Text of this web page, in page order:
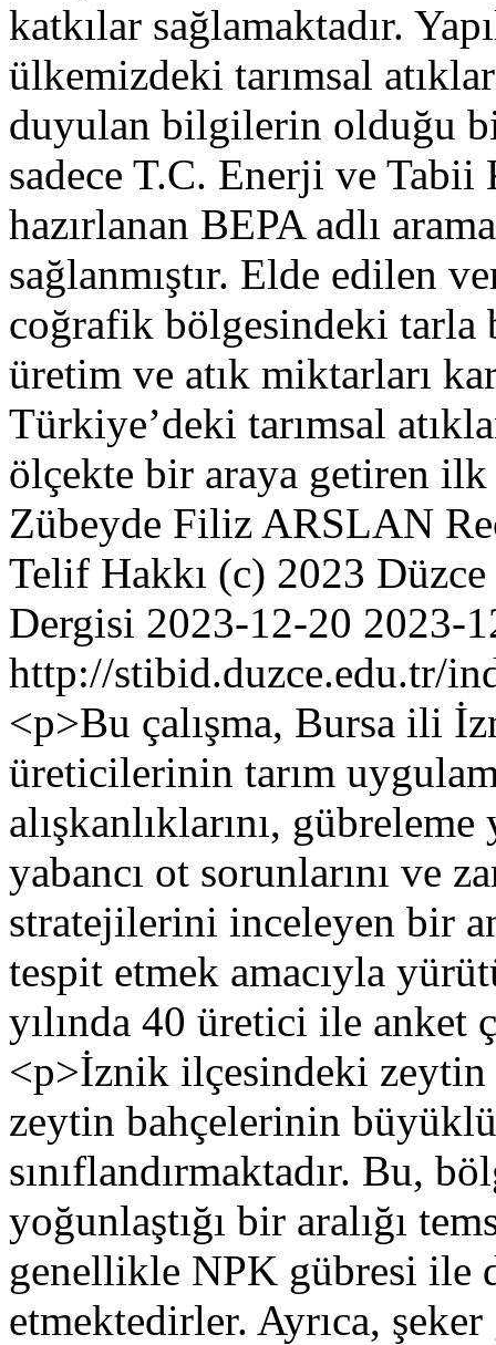
katkılar sağlamaktadır.
ülkemizdeki tarımsal
duyulan bilgilerin olduğu
sadece T.C. Enerji ve Tabii
hazırlanan BEPA adlı
sağlanmıştır. Elde edilen
coğrafik bölgesindeki
üretim ve atık miktarları
Türkiye’deki tarımsal
ölçekte bir araya getiren ilk
Zübeyde Filiz ARSLAN
Telif Hakkı (c) 2023
Dergisi 2023-12-20 2023-
http://stibid.duzce.edu.tr/
<p>Bu çalışma, Bursa ili
üreticilerinin tarım
alışkanlıklarını,
yabancı ot sorunlarını ve
stratejilerini inceleyen bir
tespit etmek amacıyla
yılında 40 üretici ile anket
<p>İznik ilçesindeki
zeytin bahçelerinin
sınıflandırmaktadır. Bu,
yoğunlaştığı bir aralığı
genellikle NPK gübresi ile
etmektedirler. Ayrıca,